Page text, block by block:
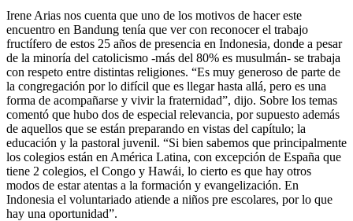
Irene Arias nos cuenta que uno de los motivos de hacer este
encuentro en Bandung tenía que ver con reconocer el trabajo
fructífero de estos 25 años de presencia en Indonesia, donde a pesar
de la minoría del catolicismo -más del 80% es musulmán- se trabaja
con respeto entre distintas religiones. “Es muy generoso de parte de
la congregación por lo difícil que es llegar hasta allá, pero es una
forma de acompañarse y vivir la fraternidad”, dijo. Sobre los temas
comentó que hubo dos de especial relevancia, por supuesto además
de aquellos que se están preparando en vistas del capítulo; la
educación y la pastoral juvenil. “Si bien sabemos que principalmente
los colegios están en América Latina, con excepción de España que
tiene 2 colegios, el Congo y Hawái, lo cierto es que hay otros
modos de estar atentas a la formación y evangelización. En
Indonesia el voluntariado atiende a niños pre escolares, por lo que
hay una oportunidad”.